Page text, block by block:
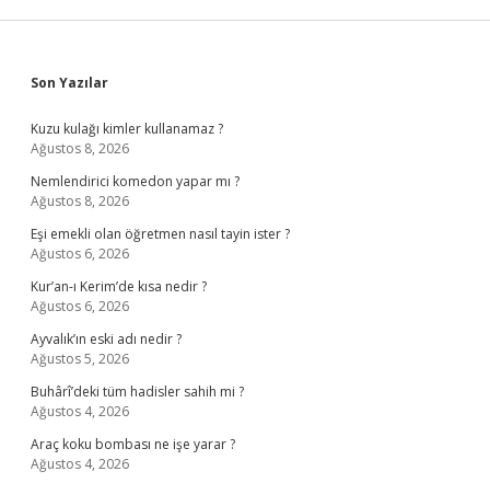
Sidebar
Son Yazılar
Kuzu kulağı kimler kullanamaz ?
Ağustos 8, 2026
Nemlendirici komedon yapar mı ?
Ağustos 8, 2026
Eşi emekli olan öğretmen nasıl tayin ister ?
Ağustos 6, 2026
Kur’an-ı Kerim’de kısa nedir ?
Ağustos 6, 2026
Ayvalık’ın eski adı nedir ?
Ağustos 5, 2026
Buhârî’deki tüm hadisler sahih mi ?
Ağustos 4, 2026
Araç koku bombası ne işe yarar ?
Ağustos 4, 2026